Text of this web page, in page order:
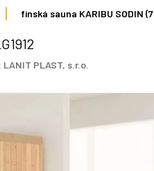
finská sauna KARIBU SODIN
LANIT PLAST, s.r.o.